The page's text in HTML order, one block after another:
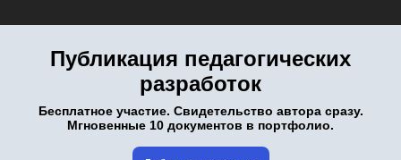
Публикация педагогических
разработок
Бесплатное участие. Свидетельство автора сразу.
Мгновенные 10 документов в портфолио.